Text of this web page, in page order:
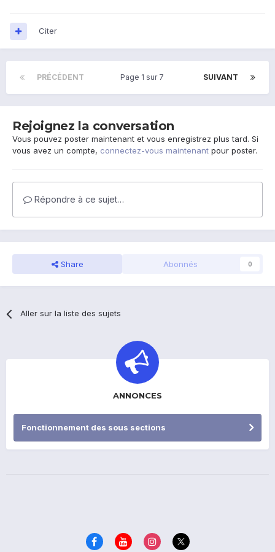
Citer
PRÉCÉDENT SUIVANT
Page 1 sur 7
Rejoignez la conversation
Vous pouvez poster maintenant et vous enregistrez plus tard. Si
vous avez un compte, connectez-vous maintenant pour poster.
Répondre à ce sujet…
Share Abonnés 0
Aller sur la liste des sujets
ANNONCES
Fonctionnement des sous sections